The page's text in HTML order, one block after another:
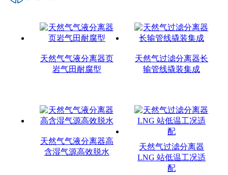
天然气气液分离器页
岩气田耐腐型
天然气过滤分离器长
输管线撬装集成
天然气气液分离器高
含湿气源高效脱水
天然气过滤分离器
LNG 站低温工况适
配